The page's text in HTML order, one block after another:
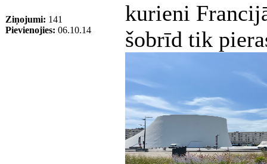
Ziņojumi: 141
Pievienojies: 06.10.14
kurieni
šobrīd tik